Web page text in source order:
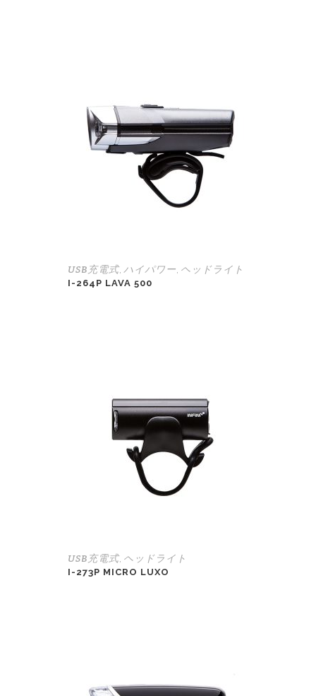
USB充電式, ハイパワー, ヘッドライト
I-264P LAVA 500
USB充電式, ヘッドライト
I-273P MICRO LUXO